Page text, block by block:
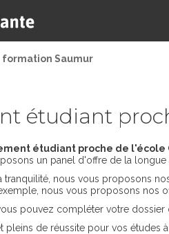
formation Saumur
étudiant
étudiant proche de l'école
un panel d'offre de la longue
tranquilité, nous vous proposons
nous vous proposons nos
pouvez compléter votre
pleins de réussite pour vos études à